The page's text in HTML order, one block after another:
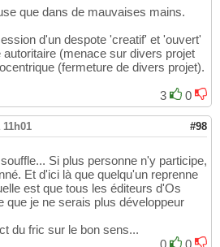
que dans de mauvaises mains.
d'un despote 'creatif' et 'ouvert'
autoritaire (menace sur divers projet
(fermeture de divers projet).
3
0
11h01 #98
Si plus personne n'y participe,
Et d'ici là que quelqu'un reprenne
est que tous les éditeurs d'Os
que je ne serais plus développeur
du fric sur le bon sens...